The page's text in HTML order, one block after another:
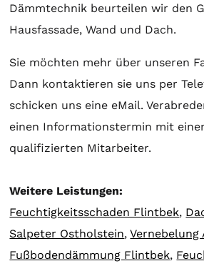
Dämmtechnik beurteilen wir den
Hausfassade, Wand und Dach.
Sie möchten mehr über unseren
Dann kontaktieren sie uns per
schicken uns eine eMail.
einen Informationstermin mit
qualifizierten Mitarbeiter.
Weitere Leistungen:
Feuchtigkeitsschaden Flintbek,
Salpeter Ostholstein,Vernebelung
Fußbodendämmung Flintbek,